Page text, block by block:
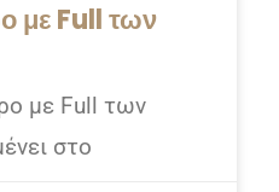
με Full των
με Full των
στο